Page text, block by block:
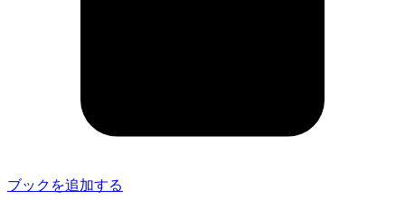
ブックを追加する